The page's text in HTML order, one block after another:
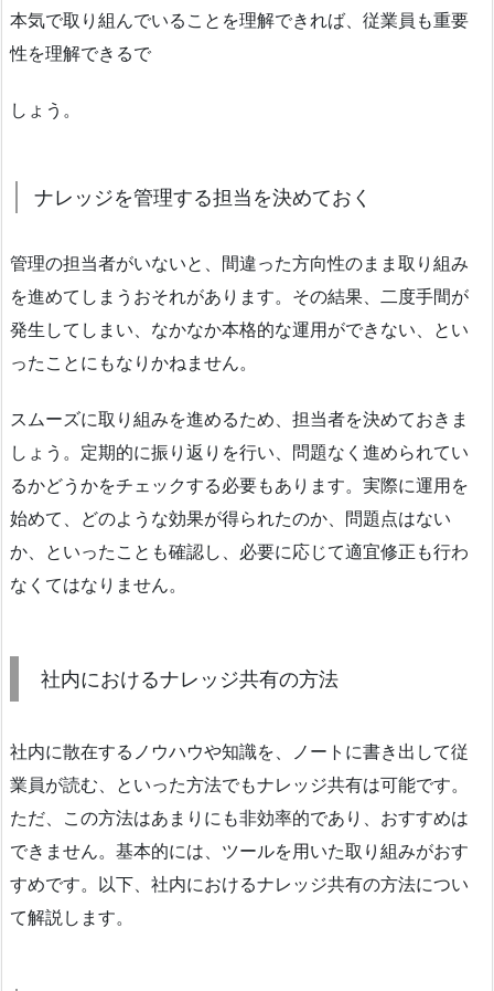
本気で取り組んでいることを理解できれば、従業員も重要
性を理解できるで
しょう。
ナレッジを管理する担当を決めておく
管理の担当者がいないと、間違った方向性のまま取り組み
を進めてしまうおそれがあります。その結果、二度手間が
発生してしまい、なかなか本格的な運用ができない、とい
ったことにもなりかねません。
スムーズに取り組みを進めるため、担当者を決めておきま
しょう。定期的に振り返りを行い、問題なく進められてい
るかどうかをチェックする必要もあります。実際に運用を
始めて、どのような効果が得られたのか、問題点はない
か、といったことも確認し、必要に応じて適宜修正も行わ
なくてはなりません。
社内におけるナレッジ共有の方法
社内に散在するノウハウや知識を、ノートに書き出して従
業員が読む、といった方法でもナレッジ共有は可能です。
ただ、この方法はあまりにも非効率的であり、おすすめは
できません。基本的には、ツールを用いた取り組みがおす
すめです。以下、社内におけるナレッジ共有の方法につい
て解説します。